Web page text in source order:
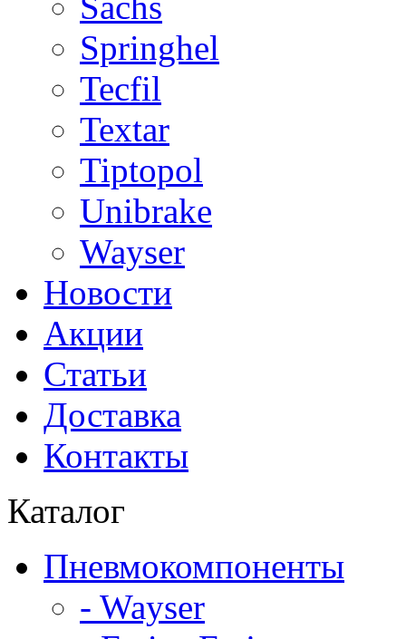
Springhel
Tecfil
Textar
Tiptopol
Unibrake
Wayser
Новости
Акции
Статьи
Доставка
Контакты
Каталог
Пневмокомпоненты
- Wayser